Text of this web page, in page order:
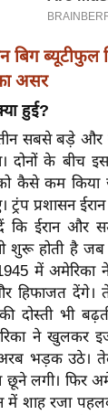
बिग ब्यूटीफुल
असर
हुई?
सबसे बड़े और
दोनों के बीच
कैसे कम किया
ट्रंप प्रशासन
ईरान और
शुरू होती है
में
हिफाजत
दोस्ती भी
ने खुलकर
भड़क उठे। तेल
लगी। फिर
में शाह रजा